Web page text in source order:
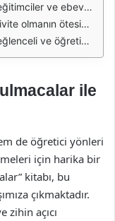
çekmek ve öğrenmeyi teşvik etmek amacıyla bu tür bulmacaların entegrasyonu oldukça değerlidir.
azaltabilir. Zihin açıcı bulmacalar, bireylerin yaşam kalitesini artırma potansiyeline sahiptir.
sosyal bir aktivite olarak, her yaştan insanın ilgisini çekmeyi başaran bir kaynaktır.
ile
de öğretici yönleri
için harika bir
kitabı, bu
çıkmaktadır.
zihin açıcı